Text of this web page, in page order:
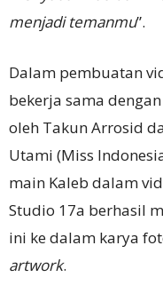
menjadi temanmu”.
Dalam pembuatan
bekerja sama
oleh Takun Arrosid
Utami (Miss
main Kaleb dalam
Studio 17a berhasil
ini ke dalam karya
artwork.